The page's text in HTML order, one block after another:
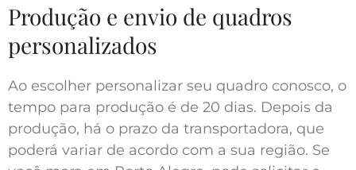
Produção e envio de quadros
personalizados
Ao escolher personalizar seu quadro conosco, o
tempo para produção é de 20 dias. Depois da
produção, há o prazo da transportadora, que
poderá variar de acordo com a sua região. Se